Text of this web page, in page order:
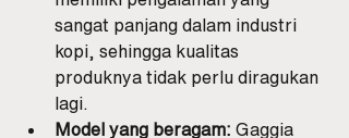
sangat panjang dalam industri
kopi, sehingga kualitas
produknya tidak perlu diragukan
lagi.
Model yang beragam: Gaggia